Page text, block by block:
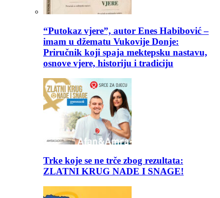
“Putokaz vjere”, autor Enes Habibović –
imam u džematu Vukovije Donje:
Priručnik koji spaja mektepsku nastavu,
osnove vjere, historiju i tradiciju
Trke koje se ne trče zbog rezultata:
ZLATNI KRUG NADE I SNAGE!